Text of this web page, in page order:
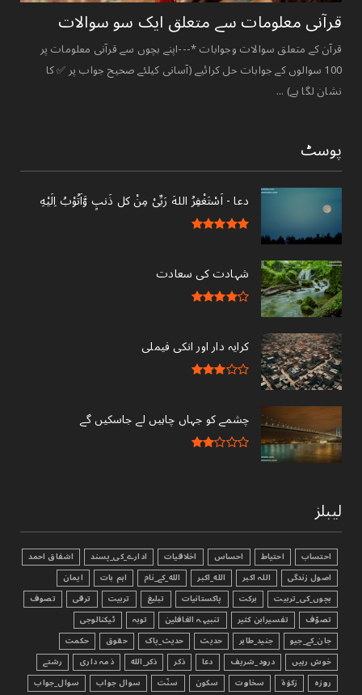
قرآنی ‏معلومات ‏سے ‏متعلق ‏ایک ‏سو ‏سوالات ‏
قرآن کے متعلق سوالات وجوابات *---اپنے بچوں سے قرآنی معلومات پر
100 سوالوں کے جوابات حل کرائیے (آسانی کیلئے صحیح جواب پر ✅ کا
نشان لگا ہے) ...
پوسٹ
دعا - ‎اَسْتَغْفِرُ اللهَ رَبِّىْ مِنْ کل ذَنبٍ وَّاَتُوْبُ اِلَيْهِ
شہادت کی سعادت
کرایہ دار اور انکی فیملی
چشمے کو جہاں چاہیں لے جاسکیں گے
لیبلز
احتساب احتیاط احساس اخلاقیات ادارے_کی_پسند
اشفاق احمد
اصول زندگی
اللہ اکبر الله_اکبر الله_کے_نام اہم بات
ایمان
بچوں_کی_تربیت
برکت پاکستانیات تبليغ تربیت ترقی
تصوف
تصوّف
تفسیرابن کثیر تنبیہہ الغافلین توبہ
ٹیکنالوجی
جان_کے_جیو
جنید_طاہر حدیث حدیث_پاک حقوق
حکمت
خوش رہیں
درود_شریف دعا ذکر ذکر_الله ذمہ داری
رشتے
روزہ
زکوٰۃ سخاوت سکون سنّت سوال جواب سوال_جواب